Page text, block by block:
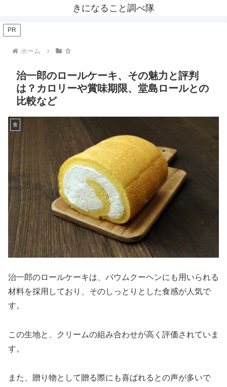
きになること調べ隊
PR
ホーム 食
治一郎のロールケーキ、その魅力と評判
は？カロリーや賞味期限、堂島ロールとの
比較など
食
治一郎のロールケーキは、バウムクーヘンにも用いられる
材料を採用しており、そのしっとりとした食感が人気で
す。
この生地と、クリームの組み合わせが高く評価されていま
す。
また、贈り物として贈る際にも喜ばれるとの声が多いで